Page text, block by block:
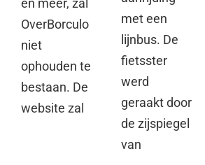
OverBorculo
niet
ophouden te
bestaan. De
website zal
met een
lijnbus. De
fietsster
werd
geraakt door
de zijspiegel
van